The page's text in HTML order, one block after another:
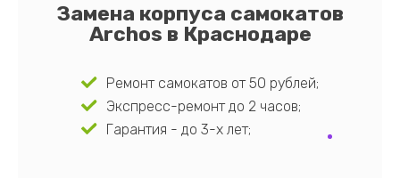
Замена корпуса самокатов
Archos в Краснодаре
Ремонт самокатов от 50 рублей;
Экспресс-ремонт до 2 часов;
Гарантия - до 3-х лет;